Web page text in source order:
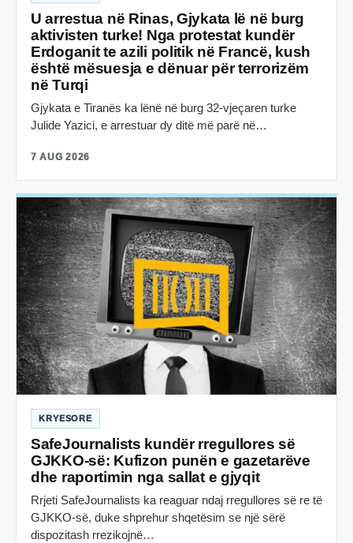
U arrestua në Rinas, Gjykata lë në burg
aktivisten turke! Nga protestat kundër
Erdoganit te azili politik në Francë, kush
është mësuesja e dënuar për terrorizëm
në Turqi
Gjykata e Tiranës ka lënë në burg 32-vjeçaren turke
Julide Yazici, e arrestuar dy ditë më parë në…
7 AUG 2026
KRYESORE
SafeJournalists kundër rregullores së
GJKKO-së: Kufizon punën e gazetarëve
dhe raportimin nga sallat e gjyqit
Rrjeti SafeJournalists ka reaguar ndaj rregullores së re të
GJKKO-së, duke shprehur shqetësim se një sërë
dispozitash rrezikojnë…